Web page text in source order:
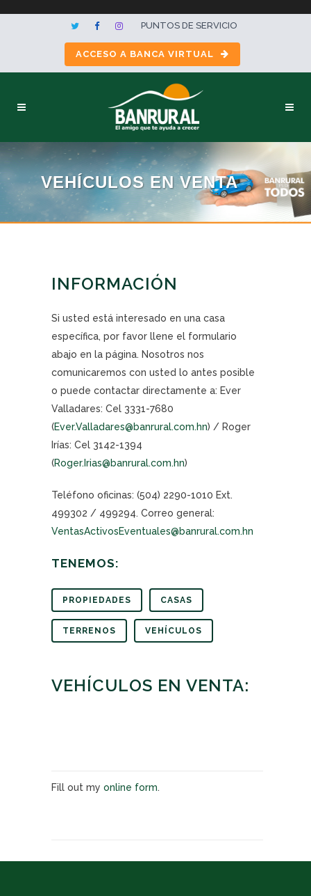
PUNTOS DE SERVICIO
ACCESO A BANCA VIRTUAL
VEHÍCULOS EN VENTA
INFORMACIÓN
Si usted está interesado en una casa
específica, por favor llene el formulario
abajo en la página. Nosotros nos
comunicaremos con usted lo antes posible
o puede contactar directamente a: Ever
Valladares: Cel 3331-7680
(Ever.Valladares@banrural.com.hn) / Roger
Irías: Cel 3142-1394
(Roger.Irias@banrural.com.hn)
Teléfono oficinas: (504) 2290-1010 Ext.
499302 / 499294. Correo general:
VentasActivosEventuales@banrural.com.hn
TENEMOS:
PROPIEDADES CASAS
TERRENOS VEHÍCULOS
VEHÍCULOS EN VENTA:
Fill out my online form.